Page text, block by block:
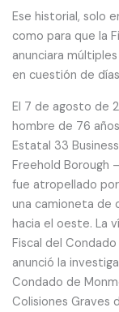
Ese historial, solo
como para que la
anunciara
en cuestión de
El 7 de agosto de
hombre de 76
Estatal 33
Freehold Borough
fue atropellado
una camioneta de
hacia el oeste. La
Fiscal del
anunció la
Condado de
Colisiones Graves